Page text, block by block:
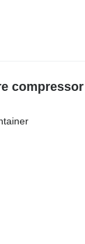
compressor